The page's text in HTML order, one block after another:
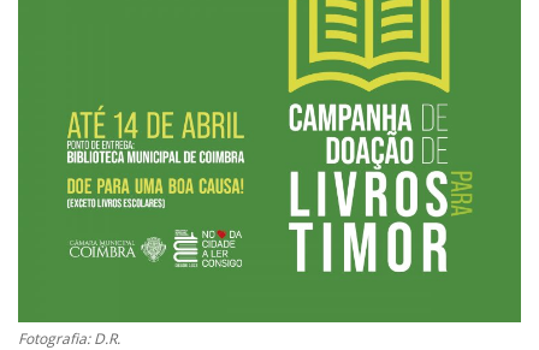
Cultura
Ambiente
Fotografia: D.R.